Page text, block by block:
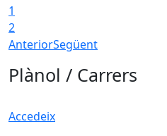
1
2
AnteriorSegüent
Plànol / Carrers
Accedeix